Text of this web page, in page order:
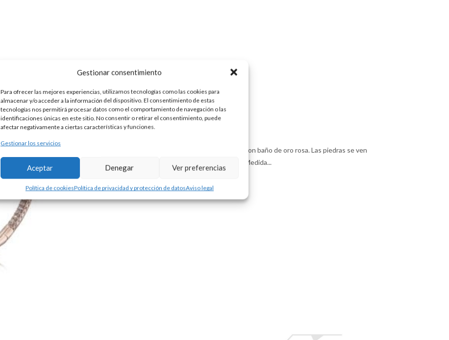
Gestionar consentimiento
Para ofrecer las mejores experiencias, utilizamos tecnologías como las cookies para
almacenar y/o acceder a la información del dispositivo. El consentimiento de estas
tecnologías nos permitirá procesar datos como el comportamiento de navegación o las
identificaciones únicas en este sitio. No consentir o retirar el consentimiento, puede
afectar negativamente a ciertas características y funciones.
Gestionar los servicios
Aceptar Denegar Ver preferencias
Política de cookiesPolítica de privacidad y protección de datosAviso legal
PENDIENTES PLATA DORADA Y PIEDRAS ARO
Pendientes aro pavé de circonitas, realizados en plata con baño de oro rosa. Las piedras se ven
frontalmente tanto las exteriores como las interiores. Medida...